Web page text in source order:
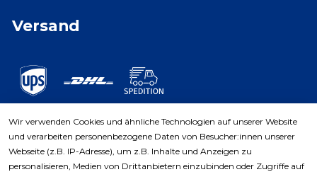
Versand
Zahlungsarten
Wir verwenden Cookies und ähnliche Technologien auf unserer Website
und verarbeiten personenbezogene Daten von Besucher:innen unserer
Webseite (z.B. IP-Adresse), um z.B. Inhalte und Anzeigen zu
personalisieren, Medien von Drittanbietern einzubinden oder Zugriffe auf